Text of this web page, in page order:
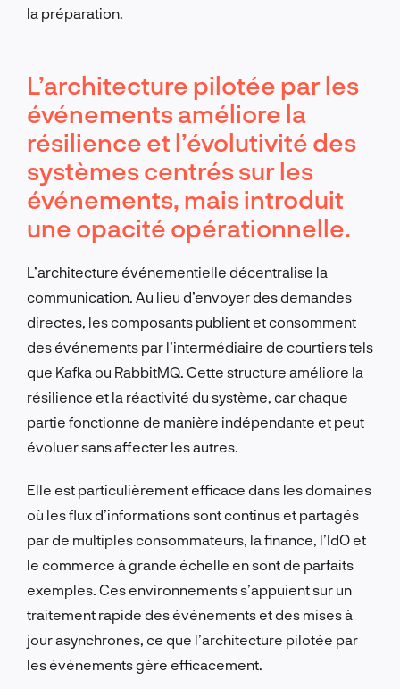
la préparation.
L’architecture pilotée par les
événements améliore la
résilience et l’évolutivité des
systèmes centrés sur les
événements, mais introduit
une opacité opérationnelle.
L’architecture événementielle décentralise la
communication. Au lieu d’envoyer des demandes
directes, les composants publient et consomment
des événements par l’intermédiaire de courtiers tels
que Kafka ou RabbitMQ. Cette structure améliore la
résilience et la réactivité du système, car chaque
partie fonctionne de manière indépendante et peut
évoluer sans affecter les autres.
Elle est particulièrement efficace dans les domaines
où les flux d’informations sont continus et partagés
par de multiples consommateurs, la finance, l’IdO et
le commerce à grande échelle en sont de parfaits
exemples. Ces environnements s’appuient sur un
traitement rapide des événements et des mises à
jour asynchrones, ce que l’architecture pilotée par
les événements gère efficacement.